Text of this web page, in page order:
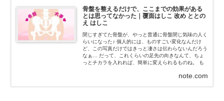
骨盤を整えるだけで、ここまでの効果がある
とは思ってなかった｜覆面はしこ 改め ととの
え はしこ
閉じすぎてた骨盤が、やっと普通に骨盤閉じ気味の人く
らいになった♪ 個人的には、ものすごい変化なんだけ
ど、この写真だけではきっと凄さは伝わらないんだろう
なぁ… だって、これくらいの足先の向きなんて、ちょ
っとチカラを入れれば、簡単に変えられるものね。 も
note.com